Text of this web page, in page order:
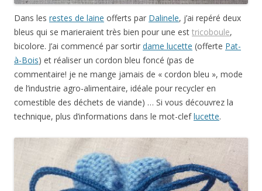
Dans les restes de laine offerts par Dalinele, j’ai repéré deux
bleus qui se marieraient très bien pour une est tricoboule,
bicolore. J’ai commencé par sortir dame lucette (offerte Pat-
à-Bois) et réaliser un cordon bleu foncé (pas de
commentaire! je ne mange jamais de « cordon bleu », mode
de l’industrie agro-alimentaire, idéale pour recycler en
comestible des déchets de viande) … Si vous découvrez la
technique, plus d’informations dans le mot-cleflucette.